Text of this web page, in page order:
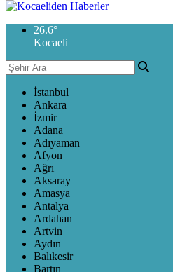
26.6°
Kocaeli
İstanbul
Ankara
İzmir
Adana
Adıyaman
Afyon
Ağrı
Aksaray
Amasya
Antalya
Ardahan
Artvin
Aydın
Balıkesir
Bartın